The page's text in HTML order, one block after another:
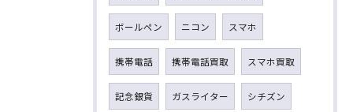
ボールペン ニコン スマホ
携帯電話 携帯電話買取 スマホ買取
記念銀貨 ガスライター シチズン